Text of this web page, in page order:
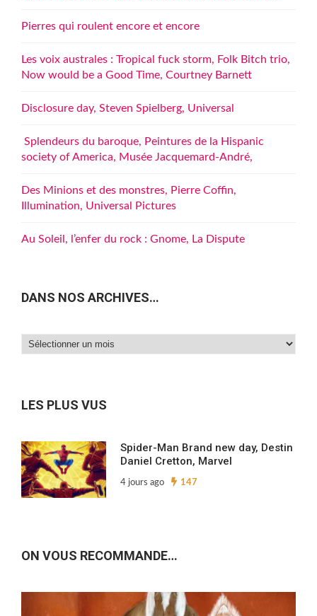
Pierres qui roulent encore et encore
Les voix australes : Tropical fuck storm, Folk Bitch trio,
Now would be a Good Time, Courtney Barnett
Disclosure day, Steven Spielberg, Universal
Splendeurs du baroque, Peintures de la Hispanic
society of America, Musée Jacquemard-André,
Des Minions et des monstres, Pierre Coffin,
Illumination, Universal Pictures
Au Soleil, l’enfer du rock : Gnome, La Dispute
DANS NOS ARCHIVES…
Dans
LES PLUS VUS
Spider-Man Brand new day, Destin
Daniel Cretton, Marvel
4 jours ago 147
ON VOUS RECOMMANDE…